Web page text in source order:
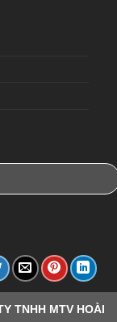
TNHH MTV HOÀI